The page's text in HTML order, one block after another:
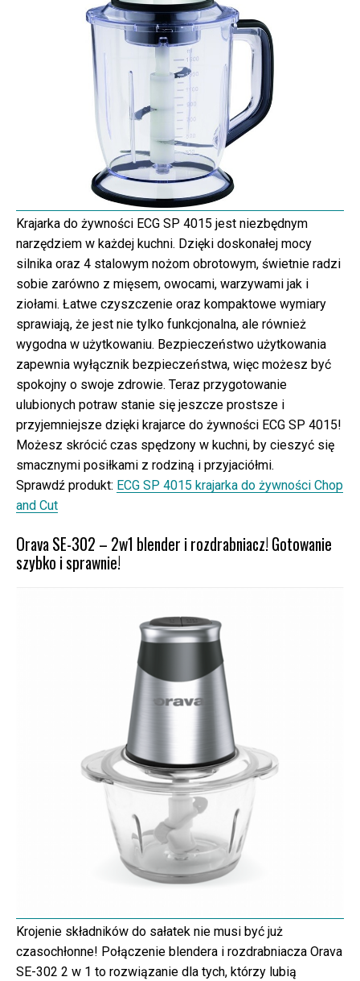
Krajarka do żywności ECG SP 4015 jest niezbędnym
narzędziem w każdej kuchni. Dzięki doskonałej mocy
silnika oraz 4 stalowym nożom obrotowym, świetnie radzi
sobie zarówno z mięsem, owocami, warzywami jak i
ziołami. Łatwe czyszczenie oraz kompaktowe wymiary
sprawiają, że jest nie tylko funkcjonalna, ale również
wygodna w użytkowaniu. Bezpieczeństwo użytkowania
zapewnia wyłącznik bezpieczeństwa, więc możesz być
spokojny o swoje zdrowie. Teraz przygotowanie
ulubionych potraw stanie się jeszcze prostsze i
przyjemniejsze dzięki krajarce do żywności ECG SP 4015!
Możesz skrócić czas spędzony w kuchni, by cieszyć się
smacznymi posiłkami z rodziną i przyjaciółmi.
Sprawdź produkt: ECG SP 4015 krajarka do żywności Chop
and Cut
Orava SE-302 – 2w1 blender i rozdrabniacz! Gotowanie
szybko i sprawnie!
Krojenie składników do sałatek nie musi być już
czasochłonne! Połączenie blendera i rozdrabniacza Orava
SE-302 2 w 1 to rozwiązanie dla tych, którzy lubią